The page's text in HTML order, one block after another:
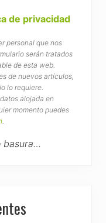
de privacidad
personal que nos
serán tratados
de esta web.
de nuevos artículos,
lo requiere.
alojada en
momento puedes
.
basura…